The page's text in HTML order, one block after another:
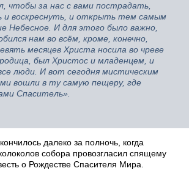
чтобы за нас с вами пострадать,
и воскреснуть, и открыть тем самым
Небесное. И для этого было важно,
нам во всём, кроме, конечно,
месяцев Христа носила во чреве
был Христос и младенцем, и
люди. И вот сегодня мистическим
вошли в ту самую пещеру, где
Спаситель».
далеко за полночь, когда
собора провозгласил спящему
о Рождестве Спасителя Мира.